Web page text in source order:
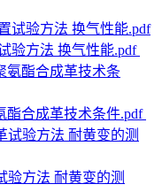
验方法 换气性能.pdf
酯合成革技术条件.pdf
验方法 耐黄变的测